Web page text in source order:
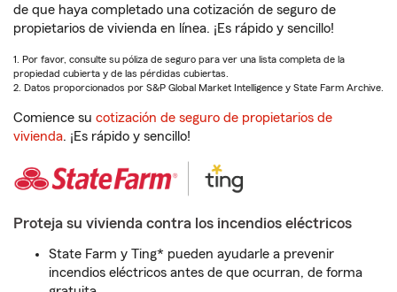
de que haya completado una cotización de seguro de
propietarios de vivienda en línea. ¡Es rápido y sencillo!
1. Por favor, consulte su póliza de seguro para ver una lista completa de la
propiedad cubierta y de las pérdidas cubiertas.
2. Datos proporcionados por S&P Global Market Intelligence y State Farm Archive.
Comience su cotización de seguro de propietarios de
vivienda. ¡Es rápido y sencillo!
Proteja su vivienda contra los incendios eléctricos
State Farm y Ting* pueden ayudarle a prevenir
incendios eléctricos antes de que ocurran, de forma